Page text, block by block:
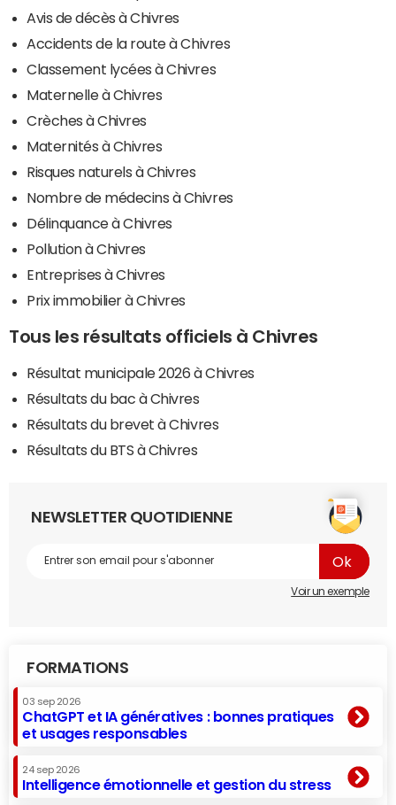
Avis de décès à Chivres
Accidents de la route à Chivres
Classement lycées à Chivres
Maternelle à Chivres
Crèches à Chivres
Maternités à Chivres
Risques naturels à Chivres
Nombre de médecins à Chivres
Délinquance à Chivres
Pollution à Chivres
Entreprises à Chivres
Prix immobilier à Chivres
Tous les résultats officiels à Chivres
Résultat municipale 2026 à Chivres
Résultats du bac à Chivres
Résultats du brevet à Chivres
Résultats du BTS à Chivres
NEWSLETTER QUOTIDIENNE
Voir un exemple
FORMATIONS
03 sep 2026
ChatGPT et IA génératives : bonnes pratiques
et usages responsables
24 sep 2026
Intelligence émotionnelle et gestion du stress